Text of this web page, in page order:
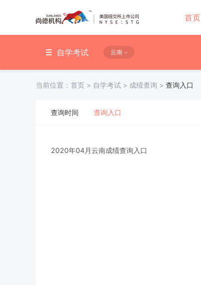
首页
自学考试 云南
当前位置： 首页 > 自学考试 > 成绩查询 > 查询入口
查询时间 查询入口
2020年04月云南成绩查询入口